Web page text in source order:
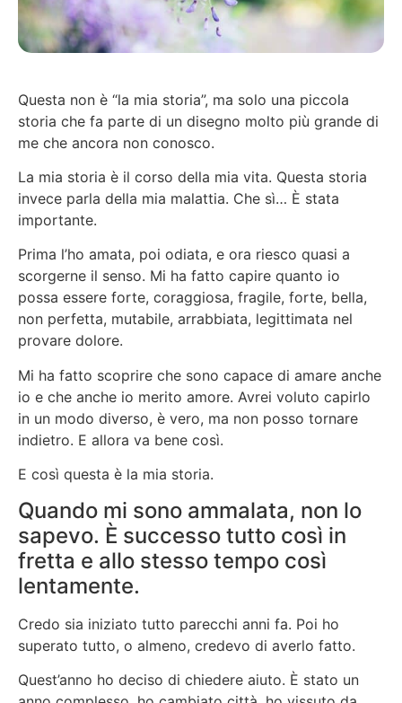
Questa non è “la mia storia”, ma solo una piccola
storia che fa parte di un disegno molto più grande di
me che ancora non conosco.
La mia storia è il corso della mia vita. Questa storia
invece parla della mia malattia. Che sì… È stata
importante.
Prima l’ho amata, poi odiata, e ora riesco quasi a
scorgerne il senso. Mi ha fatto capire quanto io
possa essere forte, coraggiosa, fragile, forte, bella,
non perfetta, mutabile, arrabbiata, legittimata nel
provare dolore.
Mi ha fatto scoprire che sono capace di amare anche
io e che anche io merito amore. Avrei voluto capirlo
in un modo diverso, è vero, ma non posso tornare
indietro. E allora va bene così.
E così questa è la mia storia.
Quando mi sono ammalata, non lo
sapevo. È successo tutto così in
fretta e allo stesso tempo così
lentamente.
Credo sia iniziato tutto parecchi anni fa. Poi ho
superato tutto, o almeno, credevo di averlo fatto.
Quest’anno ho deciso di chiedere aiuto. È stato un